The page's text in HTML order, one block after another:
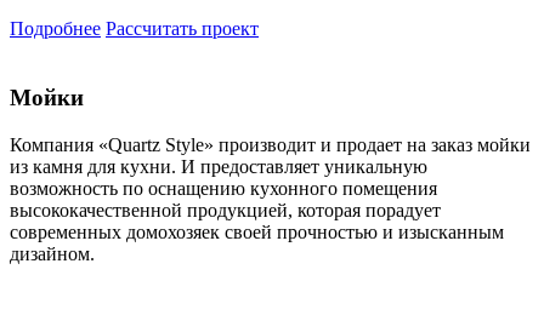
Подробнее Рассчитать проект
Мойки
Компания «Quartz Style» производит и продает на заказ мойки
из камня для кухни. И предоставляет уникальную
возможность по оснащению кухонного помещения
высококачественной продукцией, которая порадует
современных домохозяек своей прочностью и изысканным
дизайном.